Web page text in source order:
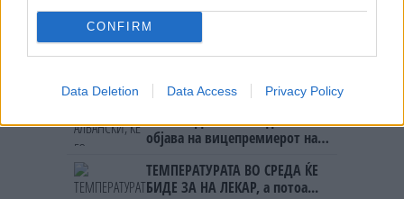
CONFIRM
Data Deletion Data Access Privacy Policy
НАЦИОНАЛЕН СОЈУЗ
Ахмети кажа што го мачи:
СЛУШАМ, САКААТ ДА СЕ СУДИ
УЧК...
УЛЦИЊ Е АЛБАНСКИ, ЌЕ ГО
ОСЛОБОДИМЕ- Скандалозна
објава на вицепремиерот на
ТЕМПЕРАТУРАТА ВО СРЕДА ЌЕ
БИДЕ ЗА НА ЛЕКАР, а потоа...